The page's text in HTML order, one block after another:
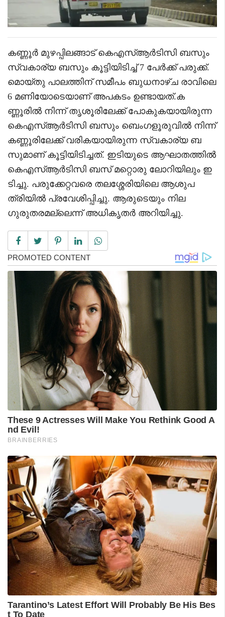
കണ്ണൂർ മുഴപ്പിലങ്ങാട് കെഎസ്ആർടിസി ബസും
സ്വകാര്യ ബസും കൂട്ടിയിടിച്ച് 7 പേർക്ക് പരുക്ക്.
മൊയ്തു പാലത്തിന് സമീപം ബുധനാഴ്ച രാവിലെ
6 മണിയോടെയാണ് അപകടം ഉണ്ടായത്.ക
ണ്ണൂരിൽ നിന്ന് തൃശൂരിലേക്ക് പോകുകയായിരുന്ന
കെഎസ്ആർടിസി ബസും ബെംഗളൂരുവിൽ നിന്ന്
കണ്ണൂരിലേക്ക് വരികയായിരുന്ന സ്വകാര്യ ബ
സുമാണ് കൂട്ടിയിടിച്ചത്. ഇടിയുടെ ആഘാതത്തിൽ
കെഎസ്ആർടിസി ബസ് മറ്റൊരു ലോറിയിലും ഇ
ടിച്ചു. പരുക്കേറ്റവരെ തലശ്ശേരിയിലെ ആശുപ
ത്രിയിൽ പ്രവേശിപ്പിച്ചു. ആരുടെയും നില
ഗുരുതരമല്ലെന്ന് അധികൃതർ അറിയിച്ചു.